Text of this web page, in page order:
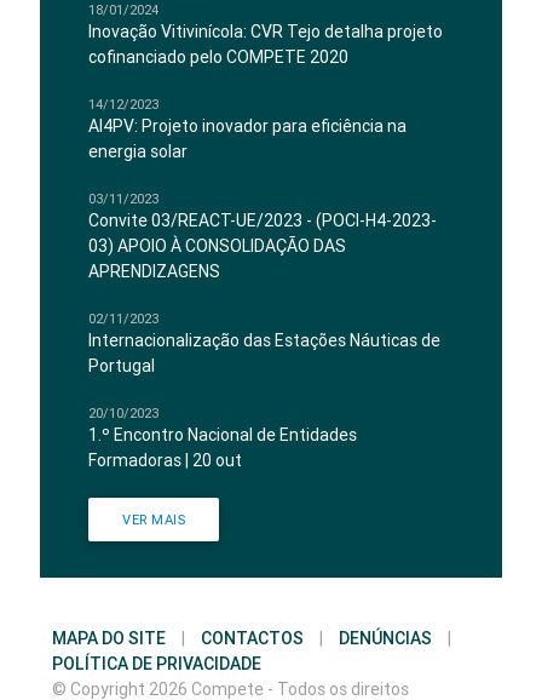
18/01/2024
Inovação Vitivinícola: CVR Tejo detalha projeto
cofinanciado pelo COMPETE 2020
14/12/2023
AI4PV: Projeto inovador para eficiência na
energia solar
03/11/2023
Convite 03/REACT-UE/2023 - (POCI-H4-2023-
03) APOIO À CONSOLIDAÇÃO DAS
APRENDIZAGENS
02/11/2023
Internacionalização das Estações Náuticas de
Portugal
20/10/2023
1.º Encontro Nacional de Entidades
Formadoras | 20 out
VER MAIS
MAPA DO SITE CONTACTOS DENÚNCIAS
POLÍTICA DE PRIVACIDADE
© Copyright 2026 Compete - Todos os direitos